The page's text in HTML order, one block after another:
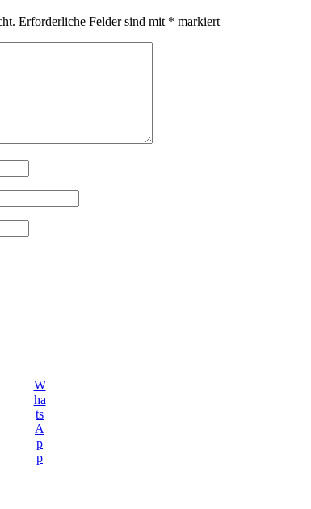
Erforderliche Felder sind mit * markiert
W
ha
ts
A
p
p